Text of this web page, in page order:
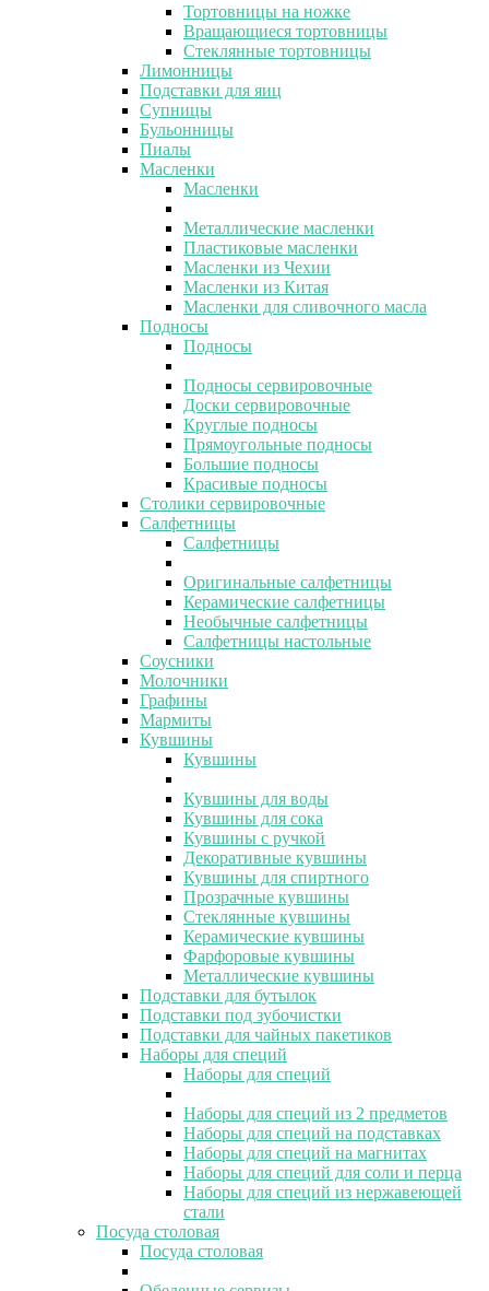
Тортовницы на ножке
Вращающиеся тортовницы
Стеклянные тортовницы
Лимонницы
Подставки для яиц
Супницы
Бульонницы
Пиалы
Масленки
Масленки
Металлические масленки
Пластиковые масленки
Масленки из Чехии
Масленки из Китая
Масленки для сливочного масла
Подносы
Подносы
Подносы сервировочные
Доски сервировочные
Круглые подносы
Прямоугольные подносы
Большие подносы
Красивые подносы
Столики сервировочные
Салфетницы
Салфетницы
Оригинальные салфетницы
Керамические салфетницы
Необычные салфетницы
Салфетницы настольные
Соусники
Молочники
Графины
Мармиты
Кувшины
Кувшины
Кувшины для воды
Кувшины для сока
Кувшины с ручкой
Декоративные кувшины
Кувшины для спиртного
Прозрачные кувшины
Стеклянные кувшины
Керамические кувшины
Фарфоровые кувшины
Металлические кувшины
Подставки для бутылок
Подставки под зубочистки
Подставки для чайных пакетиков
Наборы для специй
Наборы для специй
Наборы для специй из 2 предметов
Наборы для специй на подставках
Наборы для специй на магнитах
Наборы для специй для соли и перца
Наборы для специй из нержавеющей
стали
Посуда столовая
Посуда столовая